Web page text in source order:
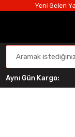
Yeni Gelen
Aynı Gün Kargo: